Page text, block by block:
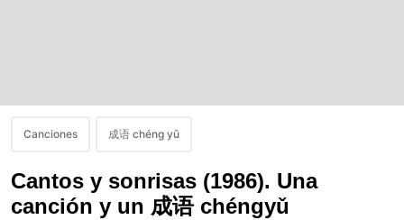
Canciones 成语 chéng yǔ
Cantos y sonrisas (1986). Una
canción y un 成语 chéngyǔ